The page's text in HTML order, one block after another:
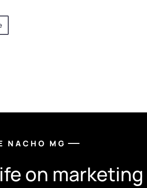
NACHO MG
on marketing